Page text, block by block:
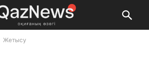
Жетысу